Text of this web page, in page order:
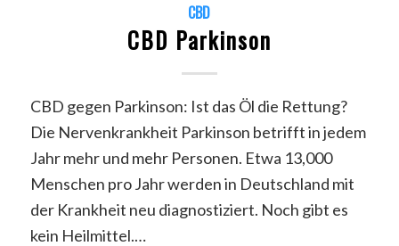
CBD
CBD Parkinson
CBD gegen Parkinson: Ist das Öl die Rettung?
Die Nervenkrankheit Parkinson betrifft in jedem
Jahr mehr und mehr Personen. Etwa 13,000
Menschen pro Jahr werden in Deutschland mit
der Krankheit neu diagnostiziert. Noch gibt es
kein Heilmittel.…